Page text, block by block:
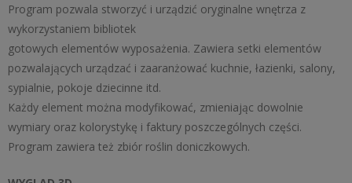
Program pozwala stworzyć i urządzić oryginalne wnętrza z
wykorzystaniem bibliotek
gotowych elementów wyposażenia. Zawiera setki elementów
pozwalających urządzać i zaaranżować kuchnie, łazienki, salony,
sypialnie, pokoje dziecinne itd.
Każdy element można modyfikować, zmieniając dowolnie
wymiary oraz kolorystykę i faktury poszczególnych części.
Program zawiera też zbiór roślin doniczkowych.